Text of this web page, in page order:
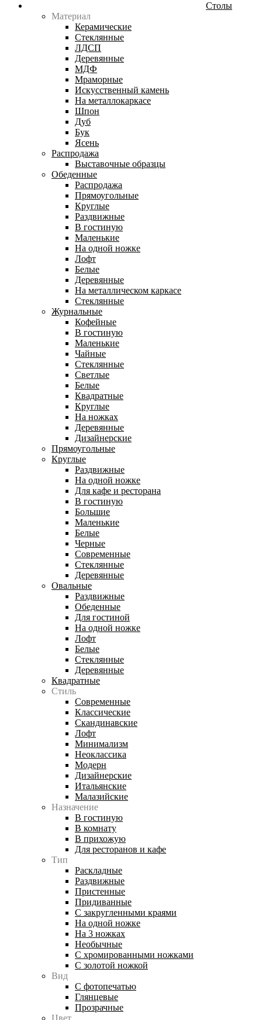
Столы
Материал
Керамические
Стеклянные
ЛДСП
Деревянные
МДФ
Мраморные
Искусственный камень
На металлокаркасе
Шпон
Дуб
Бук
Ясень
Распродажа
Выставочные образцы
Обеденные
Распродажа
Прямоугольные
Круглые
Раздвижные
В гостиную
Маленькие
На одной ножке
Лофт
Белые
Деревянные
На металлическом каркасе
Стеклянные
Журнальные
Кофейные
В гостиную
Маленькие
Чайные
Стеклянные
Светлые
Белые
Квадратные
Круглые
На ножках
Деревянные
Дизайнерские
Прямоугольные
Круглые
Раздвижные
На одной ножке
Для кафе и ресторана
В гостиную
Большие
Маленькие
Белые
Черные
Современные
Стеклянные
Деревянные
Овальные
Раздвижные
Обеденные
Для гостиной
На одной ножке
Лофт
Белые
Стеклянные
Деревянные
Квадратные
Стиль
Современные
Классические
Скандинавские
Лофт
Минимализм
Неоклассика
Модерн
Дизайнерские
Итальянские
Малазийские
Назначение
В гостиную
В комнату
В прихожую
Для ресторанов и кафе
Тип
Раскладные
Раздвижные
Пристенные
Придиванные
С закругленными краями
На одной ножке
На 3 ножках
Необычные
С хромированными ножками
С золотой ножкой
Вид
С фотопечатью
Глянцевые
Прозрачные